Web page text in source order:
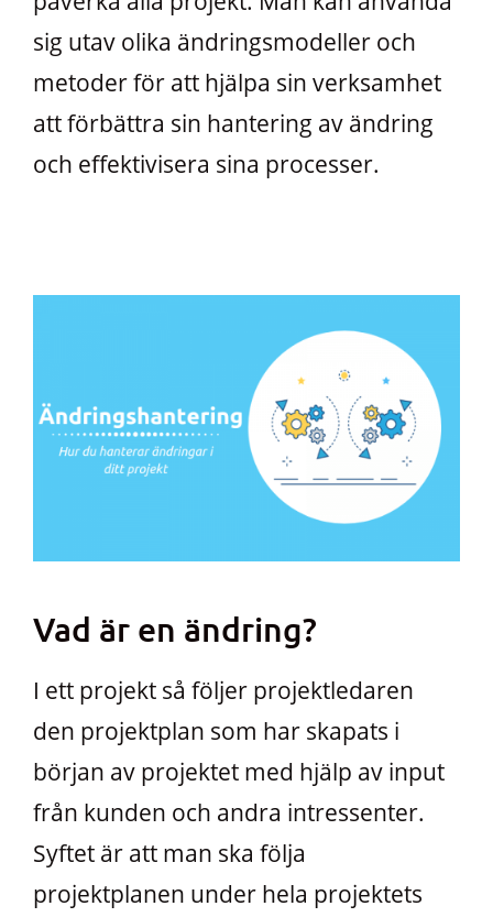
sig utav olika ändringsmodeller och
metoder för att hjälpa sin verksamhet
att förbättra sin hantering av ändring
och effektivisera sina processer.
Vad är en ändring?
I ett projekt så följer projektledaren
den projektplan som har skapats i
början av projektet med hjälp av input
från kunden och andra intressenter.
Syftet är att man ska följa
projektplanen under hela projektets